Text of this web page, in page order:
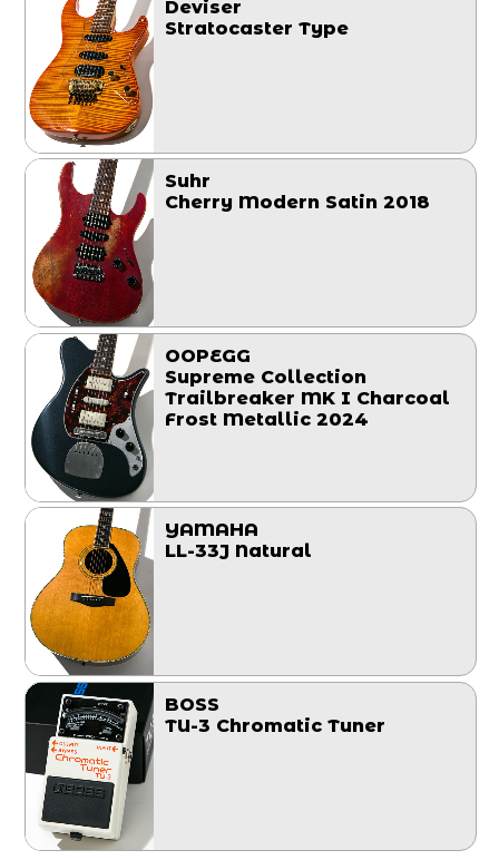
Deviser
Stratocaster Type
Suhr
Cherry Modern Satin 2018
OOPEGG
Supreme Collection
Trailbreaker MK I Charcoal
Frost Metallic 2024
YAMAHA
LL-33J Natural
BOSS
TU-3 Chromatic Tuner